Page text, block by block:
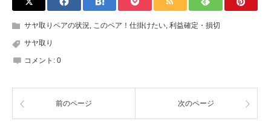
サヤ取りペアの状況, このペア！仕掛けたい, 利益確定・損切
サヤ取り
コメント: 0
前のページ 次のページ